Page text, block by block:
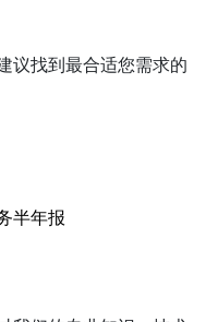
议找到最合适您需求的
半年报